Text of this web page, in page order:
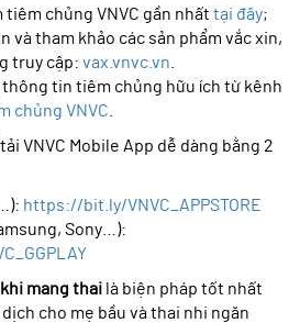
chủng VNVC gần nhất tại đây;
và tham khảo các sản phẩm vắc xin,
truy cập: vax.vnvc.vn
tin tiêm chủng hữu ích từ kênh
chủng VNVC
VNVC Mobile App dễ dàng bằng 2
https://bit.ly/VNVC_APPSTORE
Sony…):
mang thai là biện pháp tốt nhất
cho mẹ bầu và thai nhi ngăn